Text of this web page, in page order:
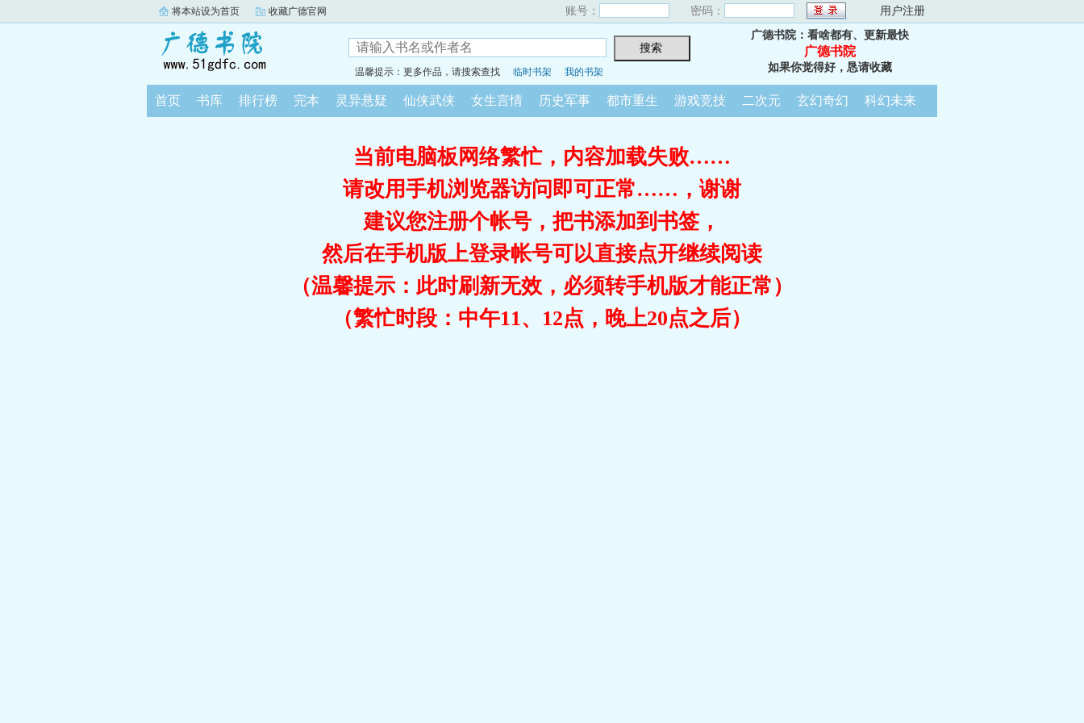
将本站设为首页 收藏广德官网 账号： 密码： 用户注册
温馨提示：更多作品，请搜索查找 临时书架 我的书架
广德书院：看啥都有、更新最快
广德书院
如果你觉得好，恳请收藏
首页 书库 排行榜 完本 灵异悬疑 仙侠武侠 女生言情 历史军事 都市重生 游戏竞技 二次元 玄幻奇幻 科幻未来
当前电脑板网络繁忙，内容加载失败……
请改用手机浏览器访问即可正常……，谢谢
建议您注册个帐号，把书添加到书签，
然后在手机版上登录帐号可以直接点开继续阅读
（温馨提示：此时刷新无效，必须转手机版才能正常）
（繁忙时段：中午11、12点，晚上20点之后）